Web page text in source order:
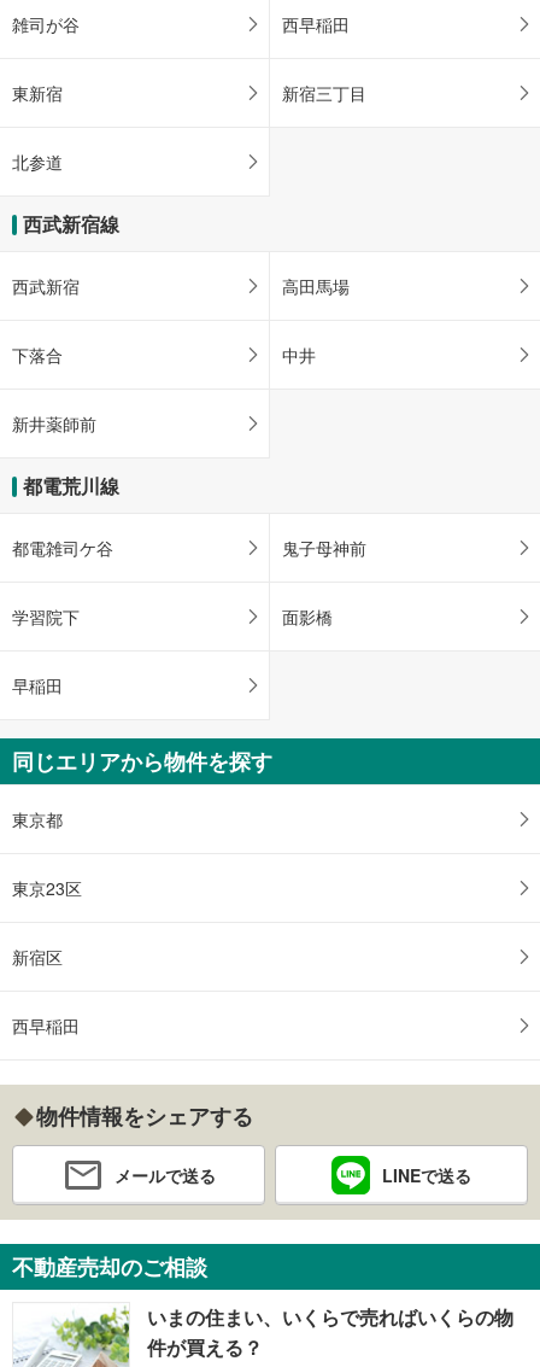
雑司が谷 西早稲田
東新宿 新宿三丁目
北参道
西武新宿線
西武新宿 高田馬場
下落合 中井
新井薬師前
都電荒川線
都電雑司ケ谷 鬼子母神前
学習院下 面影橋
早稲田
同じエリアから物件を探す
東京都
東京23区
新宿区
西早稲田
物件情報をシェアする
メールで送る LINEで送る
不動産売却のご相談
いまの住まい、いくらで売ればいくらの物
件が買える？